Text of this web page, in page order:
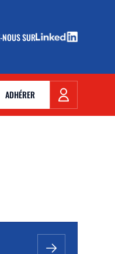
SUR
FENÊTRE)
ADHÉRER